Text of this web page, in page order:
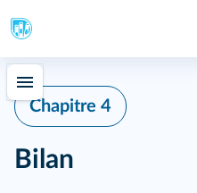
Chapitre 4
Bilan